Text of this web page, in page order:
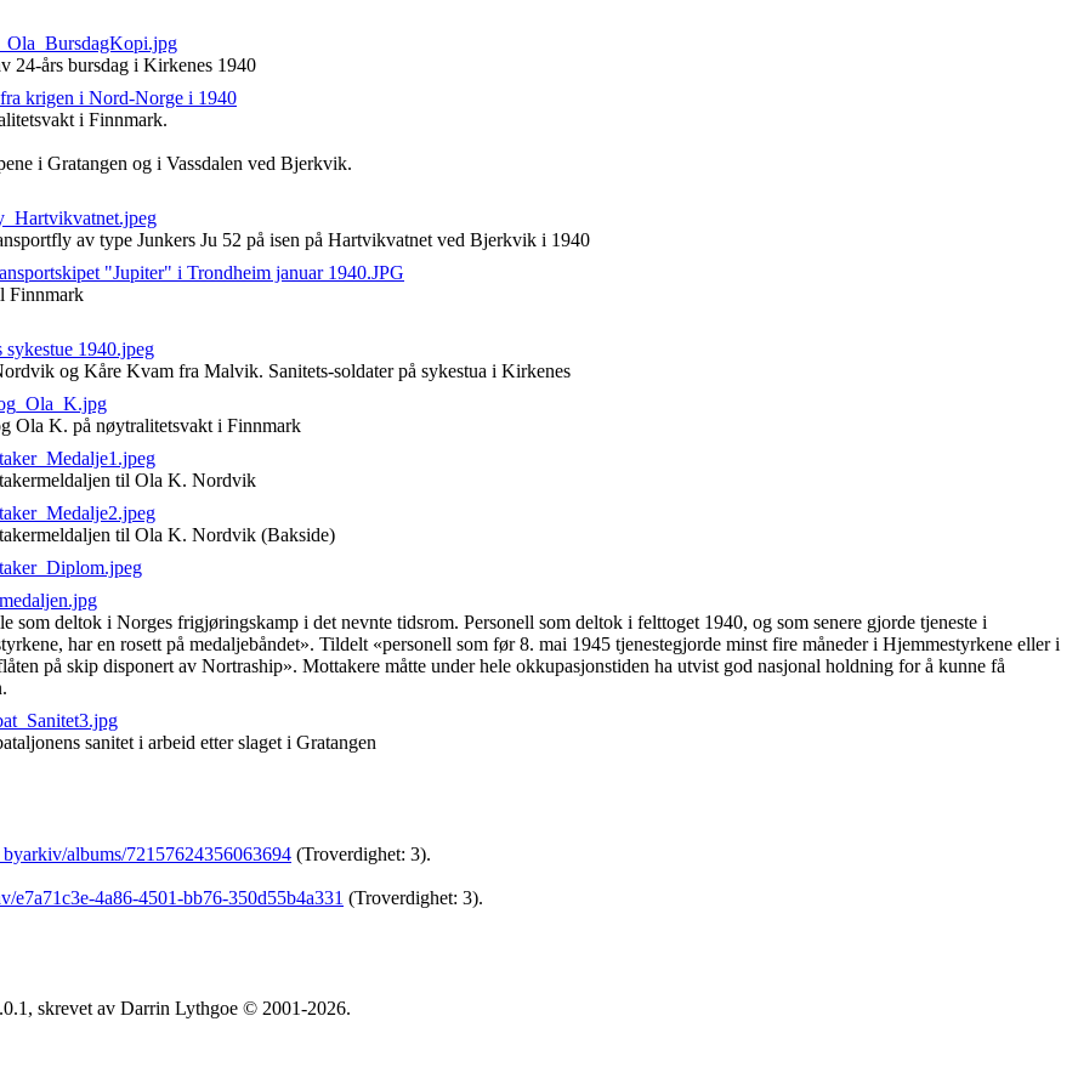
24-års bursdag i Kirkenes 1940
krigen i Nord-Norge i 1940
i Finnmark.
i Gratangen og i Vassdalen ved Bjerkvik.
av type Junkers Ju 52 på isen på Hartvikvatnet ved Bjerkvik i 1940
"Jupiter" i Trondheim januar 1940.JPG
Finnmark
sykestue 1940.jpeg
og Kåre Kvam fra Malvik. Sanitets-soldater på sykestua i Kirkenes
Ola K. på nøytralitetsvakt i Finnmark
til Ola K. Nordvik
til Ola K. Nordvik (Bakside)
som deltok i Norges frigjøringskamp i det nevnte tidsrom. Personell som deltok i felttoget 1940, og som senere gjorde tjeneste i
har en rosett på medaljebåndet». Tildelt «personell som før 8. mai 1945 tjenestegjorde minst fire måneder i Hjemmestyrkene eller i
på skip disponert av Nortraship». Mottakere måtte under hele okkupasjonstiden ha utvist god nasjonal holdning for å kunne få
sanitet i arbeid etter slaget i Gratangen
albums/72157624356063694 (Troverdighet: 3).
e7a71c3e-4a86-4501-bb76-350d55b4a331 (Troverdighet: 3).
skrevet av Darrin Lythgoe © 2001-2026.